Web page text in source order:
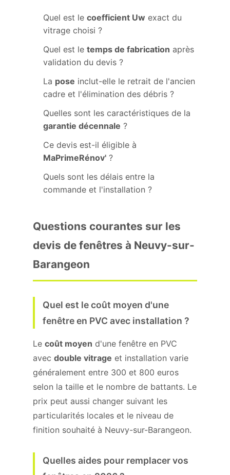
Quel est le coefficient Uw exact du
vitrage choisi ?
Quel est le temps de fabrication après
validation du devis ?
La pose inclut-elle le retrait de l'ancien
cadre et l'élimination des débris ?
Quelles sont les caractéristiques de la
garantie décennale ?
Ce devis est-il éligible à
MaPrimeRénov' ?
Quels sont les délais entre la
commande et l'installation ?
Questions courantes sur les
devis de fenêtres à Neuvy-sur-
Barangeon
Quel est le coût moyen d'une
fenêtre en PVC avec installation ?
Le coût moyen d'une fenêtre en PVC
avec double vitrage et installation varie
généralement entre 300 et 800 euros
selon la taille et le nombre de battants. Le
prix peut aussi changer suivant les
particularités locales et le niveau de
finition souhaité à Neuvy-sur-Barangeon.
Quelles aides pour remplacer vos